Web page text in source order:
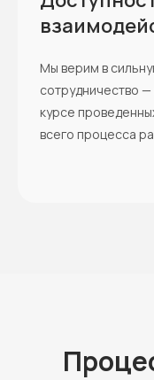
Мы верим в
сотрудничество
курсе
всего процесса